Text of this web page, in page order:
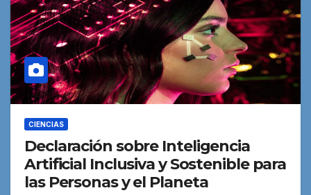
CIENCIAS
Declaración sobre Inteligencia
Artificial Inclusiva y Sostenible para
las Personas y el Planeta